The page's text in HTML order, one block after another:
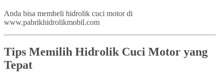
Anda bisa membeli hidrolik cuci motor di
www.pabrikhidrolikmobil.com
Tips Memilih Hidrolik Cuci Motor yang
Tepat